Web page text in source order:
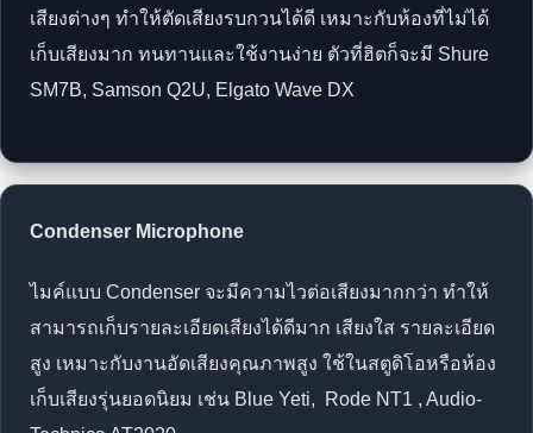
เสียงต่างๆ ทำให้ตัดเสียงรบกวนได้ดี เหมาะกับห้องที่ไม่ได้
เก็บเสียงมาก ทนทานและใช้งานง่าย ตัวที่ฮิตก็จะมี Shure
SM7B, Samson Q2U, Elgato Wave DX
Condenser Microphone
ไมค์แบบ Condenser จะมีความไวต่อเสียงมากกว่า ทำให้
สามารถเก็บรายละเอียดเสียงได้ดีมาก เสียงใส รายละเอียด
สูง เหมาะกับงานอัดเสียงคุณภาพสูง ใช้ในสตูดิโอหรือห้อง
เก็บเสียงรุ่นยอดนิยม เช่น Blue Yeti, Rode NT1 , Audio-